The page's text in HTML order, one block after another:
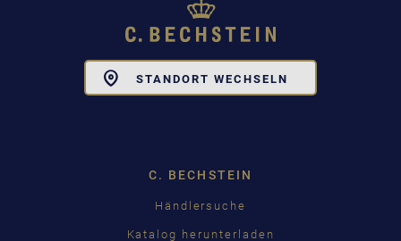
STANDORT WECHSELN
C. BECHSTEIN
Händlersuche
Katalog herunterladen